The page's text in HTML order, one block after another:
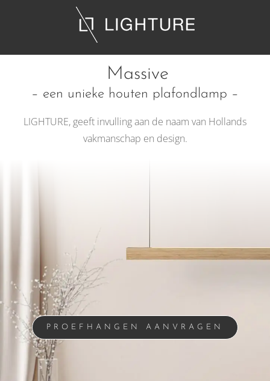
Massive
– een unieke houten plafondlamp –
LIGHTURE, geeft invulling aan de naam van Hollands
vakmanschap en design.
PROEFHANGEN AANVRAGEN